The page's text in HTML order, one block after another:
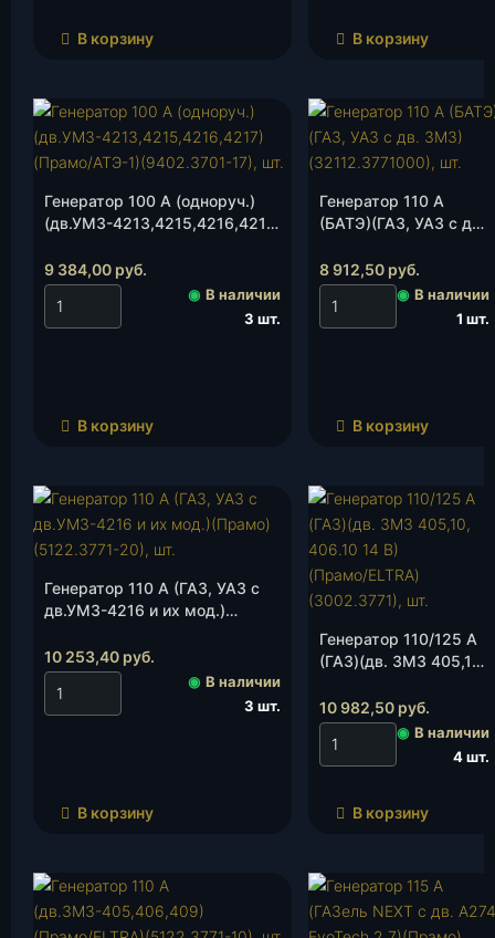
В корзину В корзину
Генератор 100 А (одноруч.)
(дв.УМЗ-4213,4215,4216,4217)
шт.
9 384,00 руб.
◉ В наличии
3 шт.
В корзину
Генератор 110 А
(БАТЭ)(ГАЗ, УАЗ с дв.
шт.
8 912,50 руб.
◉ В наличии
1 шт.
В корзину
Генератор 110 А (ГАЗ, УАЗ с
дв.УМЗ-4216 и их мод.)
10 253,40 руб.
◉ В наличии
3 шт.
В корзину
Генератор 110/125 А
(ГАЗ)(дв. ЗМЗ 405,10,
(Прамо/ELTRA)
(3002.3771), шт.
10 982,50 руб.
◉ В наличии
4 шт.
В корзину